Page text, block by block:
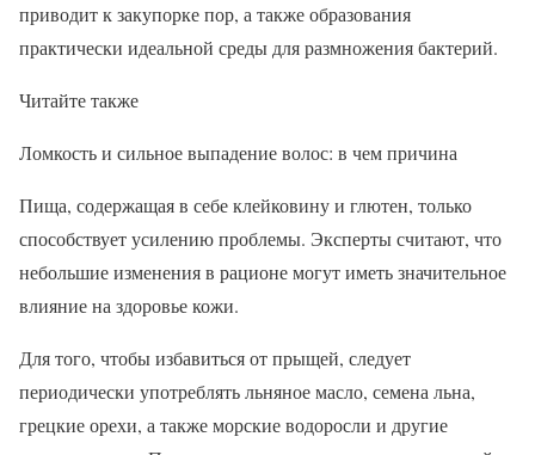
приводит к закупорке пор, а также образования
практически идеальной среды для размножения бактерий.
Читайте также
Ломкость и сильное выпадение волос: в чем причина
Пища, содержащая в себе клейковину и глютен, только
способствует усилению проблемы. Эксперты считают, что
небольшие изменения в рационе могут иметь значительное
влияние на здоровье кожи.
Для того, чтобы избавиться от прыщей, следует
периодически употреблять льняное масло, семена льна,
грецкие орехи, а также морские водоросли и другие